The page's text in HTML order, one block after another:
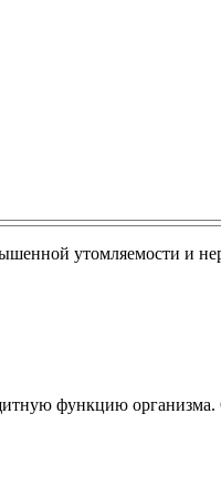
утомляемости и
функцию